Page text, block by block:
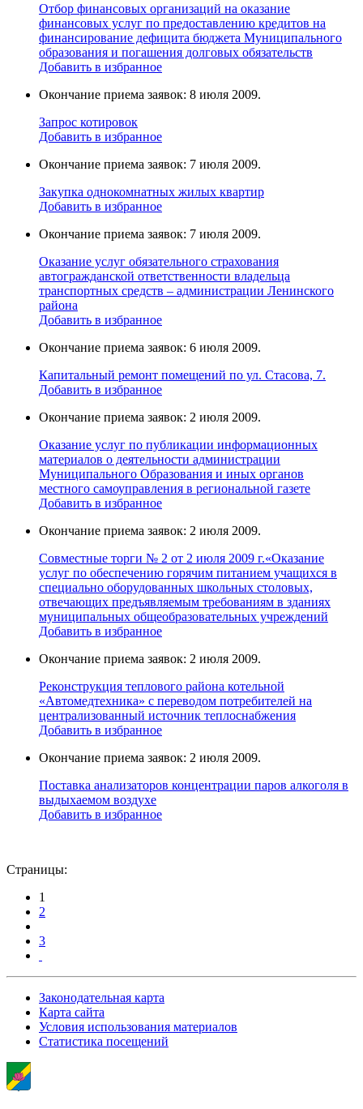
Отбор финансовых организаций на оказание
финансовых услуг по предоставлению кредитов на
финансирование дефицита бюджета Муниципального
образования и погашения долговых обязательств
Добавить в избранное
Окончание приема заявок: 8 июля 2009.
Запрос котировок
Добавить в избранное
Окончание приема заявок: 7 июля 2009.
Закупка однокомнатных жилых квартир
Добавить в избранное
Окончание приема заявок: 7 июля 2009.
Оказание услуг обязательного страхования
автогражданской ответственности владельца
транспортных средств – администрации Ленинского
района
Добавить в избранное
Окончание приема заявок: 6 июля 2009.
Капитальный ремонт помещений по ул. Стасова, 7.
Добавить в избранное
Окончание приема заявок: 2 июля 2009.
Оказание услуг по публикации информационных
материалов о деятельности администрации
Муниципального Образования и иных органов
местного самоуправления в региональной газете
Добавить в избранное
Окончание приема заявок: 2 июля 2009.
Совместные торги № 2 от 2 июля 2009 г.«Оказание
услуг по обеспечению горячим питанием учащихся в
специально оборудованных школьных столовых,
отвечающих предъявляемым требованиям в зданиях
муниципальных общеобразовательных учреждений
Добавить в избранное
Окончание приема заявок: 2 июля 2009.
Реконструкция теплового района котельной
«Автомедтехника» с переводом потребителей на
централизованный источник теплоснабжения
Добавить в избранное
Окончание приема заявок: 2 июля 2009.
Поставка анализаторов концентрации паров алкоголя в
выдыхаемом воздухе
Добавить в избранное
Страницы:
1
2
3
Законодательная карта
Карта сайта
Условия использования материалов
Статистика посещений